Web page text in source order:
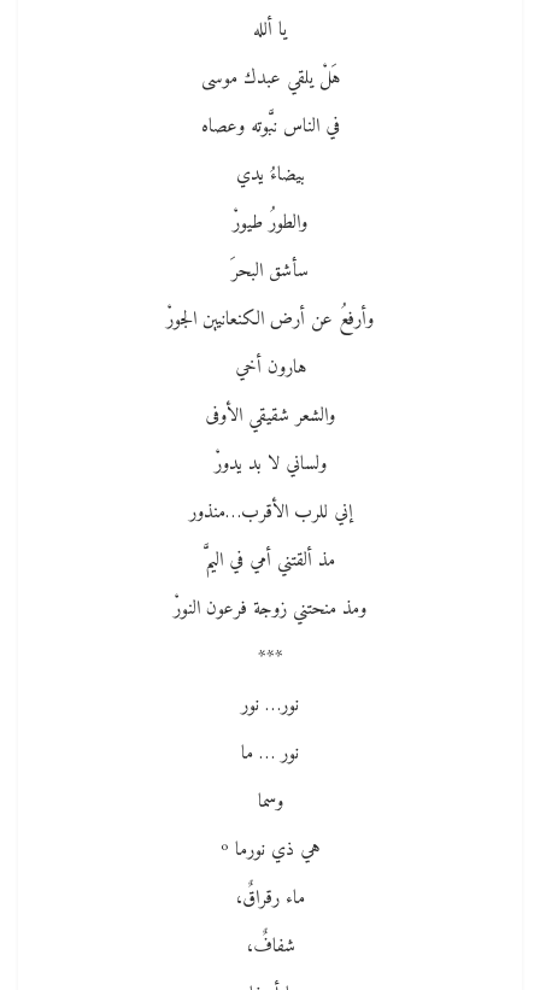
يا ألله
هَلْ يلقي عبدك موسى
في الناس نبَّوته وعصاه
بيضاءُ يدي
والطورُ طيورْ
سأشق البحرَ
وأرفعُ عن أرض الكنعانيين الجورْ
هارون أخي
والشعر شقيقي الأوفى
ولساني لا بد يدورْ
إني للرب الأقرب…منذور
مذ ألقتني أمي في اليمَّ
ومذ منحتني زوجة فرعون النورْ
***
نور… نور
نور … ما
وسما
هي ذي نورما º
ماء رقراقٌ،
شفافٌ،